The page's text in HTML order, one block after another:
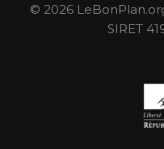
© 2026
SIRET